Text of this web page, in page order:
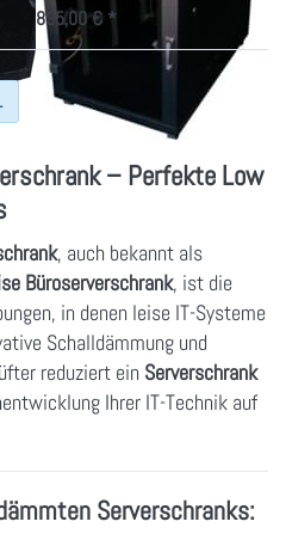
895,00 € *
Weiter
– Perfekte Low
, auch bekannt als
Büroserverschrank, ist die
in denen leise IT-Systeme
Schalldämmung und
reduziert ein Serverschrank
Ihrer IT-Technik auf
Serverschranks: